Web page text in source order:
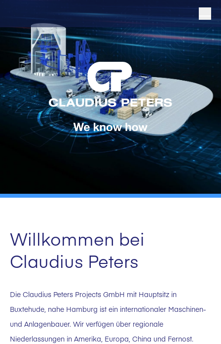
Willkommen bei
Claudius Peters
Die Claudius Peters Projects GmbH mit Hauptsitz in
Buxtehude, nahe Hamburg ist ein internationaler Maschinen-
und Anlagenbauer. Wir verfügen über regionale
Niederlassungen in Amerika, Europa, China und Fernost.